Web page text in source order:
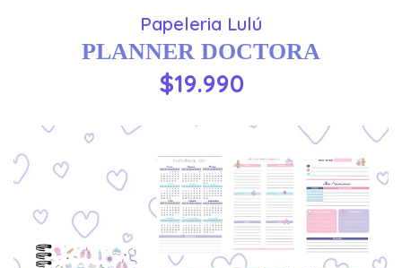
Papeleria Lulú
PLANNER DOCTORA
$19.990